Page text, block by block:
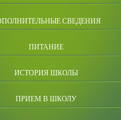
СВЕДЕНИЯ
ПИТАНИЕ
ИСТОРИЯ ШКОЛЫ
ПРИЕМ В ШКОЛУ